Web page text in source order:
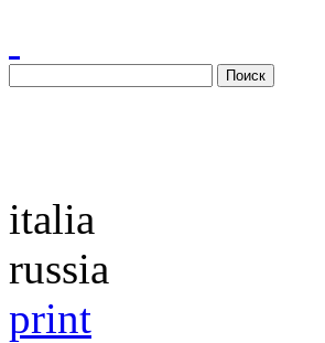
italia
russia
print